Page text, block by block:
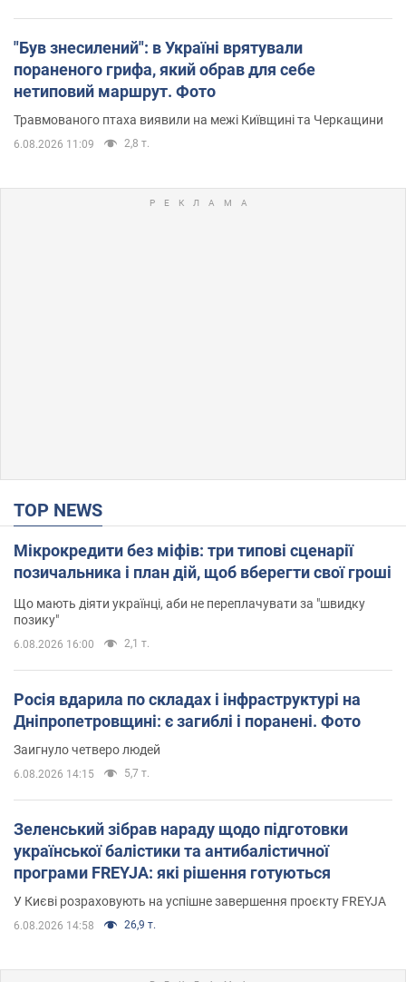
"Був знесилений": в Україні врятували
пораненого грифа, який обрав для себе
нетиповий маршрут. Фото
Травмованого птаха виявили на межі Київщині та Черкащини
6.08.2026 11:09 2,8 т.
TOP NEWS
Мікрокредити без міфів: три типові сценарії
позичальника і план дій, щоб вберегти свої гроші
Що мають діяти українці, аби не переплачувати за "швидку
позику"
6.08.2026 16:00 2,1 т.
Росія вдарила по складах і інфраструктурі на
Дніпропетровщині: є загиблі і поранені. Фото
Заигнуло четверо людей
6.08.2026 14:15 5,7 т.
Зеленський зібрав нараду щодо підготовки
української балістики та антибалістичної
програми FREYJA: які рішення готуються
У Києві розраховують на успішне завершення проєкту FREYJA
6.08.2026 14:58 26,9 т.